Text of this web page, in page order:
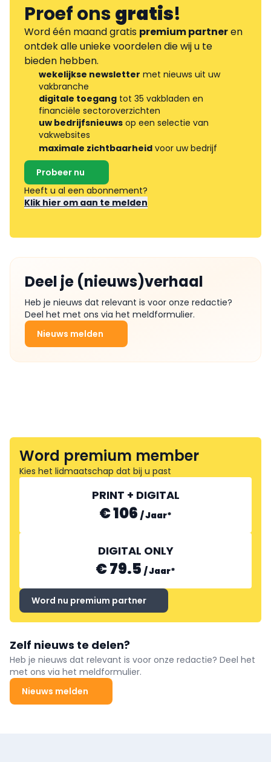
Proef onsgratis!
Word één maand gratis premium partneren
ontdek alle unieke voordelen die wij u te
bieden hebben.
wekelijkse newsletter met nieuws uit uw
vakbranche
digitale toegang tot 35 vakbladen en
financiële sectoroverzichten
uw bedrijfsnieuws op een selectie van
vakwebsites
maximale zichtbaarheid voor uw bedrijf
Probeer nu
Heeft u al een abonnement?
Klik hier om aan te melden
Deel je (nieuws)verhaal
Heb je nieuws dat relevant is voor onze redactie?
Deel het met ons via het meldformulier.
Nieuws melden
Word premium member
Kies het lidmaatschap dat bij u past
PRINT + DIGITAL
€ 106 /Jaar*
DIGITAL ONLY
€ 79.5 /Jaar*
Word nu premium partner
Zelf nieuws te delen?
Heb je nieuws dat relevant is voor onze redactie? Deel het
met ons via het meldformulier.
Nieuws melden